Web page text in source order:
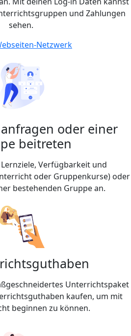
und Zahlungen
sehen.
Netzwerk
oder einer
beitreten
Verfügbarkeit und
oder Gruppenkurse) oder
bestehenden Gruppe an.
Unterrichtspaket
kaufen, um mit
beginnen zu können.